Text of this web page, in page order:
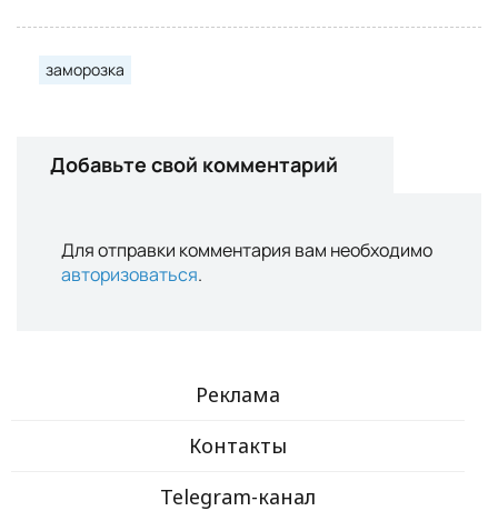
заморозка
Добавьте свой комментарий
Для отправки комментария вам необходимо
авторизоваться.
Реклама
Контакты
Telegram-канал